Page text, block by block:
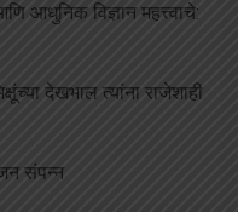
आधुनिक विज्ञान महत्त्वाचे:
देखभाल त्यांना राजेशाही
संपन्न